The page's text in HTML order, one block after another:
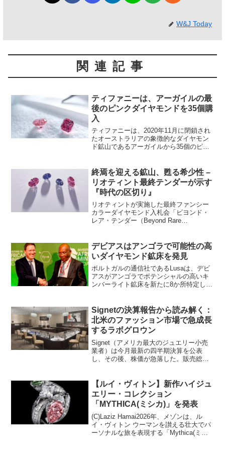
W&J Today
関連記事
ティファニーは、アーガイルの最
後のピンクダイヤモンドを35個購
入
ティファニーは、2020年11月に閉鎖され
たオーストラリアの象徴的なダイヤモン
ド鉱山であるアーガイルから35個のピン
ハイジュエリーイベント「to select cl...
終焉を迎える鉱山、甦る希少性 –
リオティント最終テンダーが示す
『時代の区切り』
リオティントが実施した最終ファンシー
カラーダイヤモンド入札会「ビヨンド・
レア・テンダー（Beyond Rare
ストラリアのアーガイル鉱山は2020年11
月に...
デビアスはアンゴラで可能性の高
いダイヤモンド鉱床を発見
ポルトガルの通信社であるLusaは、デビ
アスがアンゴラでポテンシャルの高いキ
ンバーライト鉱床を新たに8か所特定した
ゴラの国立鉱物資源庁、同国の国営鉱
業・貿易会社...
Signetの決算報告から読み解く：
北米のファッション市場で急成長
するラボグロウン
Signet（アメリカ最大のジュエリー小売
業者）は今月最新の四半期決算を公表
し、その後、株価が急落した。販売総額
0.7％減少というのは投資家にとって懸念
材料だ。し...
【ルイ・ヴィトン】新作ハイジュ
エリー・コレクション
「MYTHICA(ミシカ)」を発表
(C)Laziz Hamai2026年、メゾンは、ル
イ・ヴィトン ウーマンを讃える壮大でパ
ーソナルな旅を表現する「Mythica(ミシ